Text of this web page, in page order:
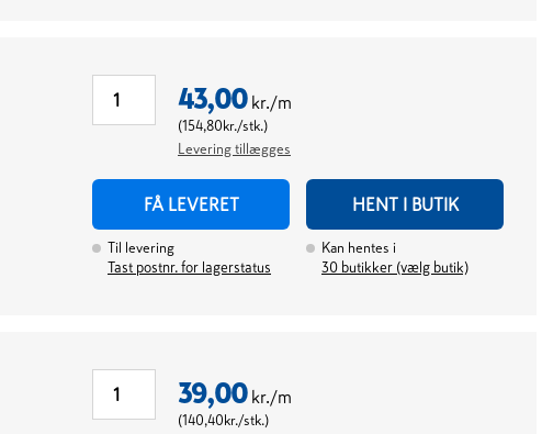
43,00 kr./m
(154,80kr./stk.)
Levering tillægges
FÅ LEVERET HENT I BUTIK
Til levering
Tast postnr. for lagerstatus
Kan hentes i
30 butikker (vælg butik)
39,00 kr./m
(140,40kr./stk.)